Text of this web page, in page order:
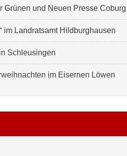
Grünen und Neuen Presse
im Landratsamt Hildburghausen
Schleusingen
im Eisernen Löwen